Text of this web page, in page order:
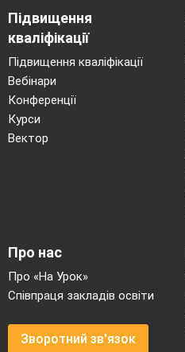
Підвищення
кваліфікації
Підвищення кваліфікації
Вебінари
Конференції
Курси
Вектор
Про нас
Про «На Урок»
Співпраця закладів освіти
Зворотний зв'язок